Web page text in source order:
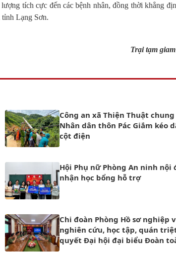
tích cực đến các bệnh nhân, đồng thời khẳng
Lạng Sơn.
Trại tạm
Công an xã Thiện Thuật
Nhân dân thôn Pác Giắm kéo
cột điện
Hội Phụ nữ Phòng An ninh nội
nhận học bổng hỗ trợ
Chi đoàn Phòng Hồ sơ nghiệp
nghiên cứu, học tập, quán
quyết Đại hội đại biểu Đoàn